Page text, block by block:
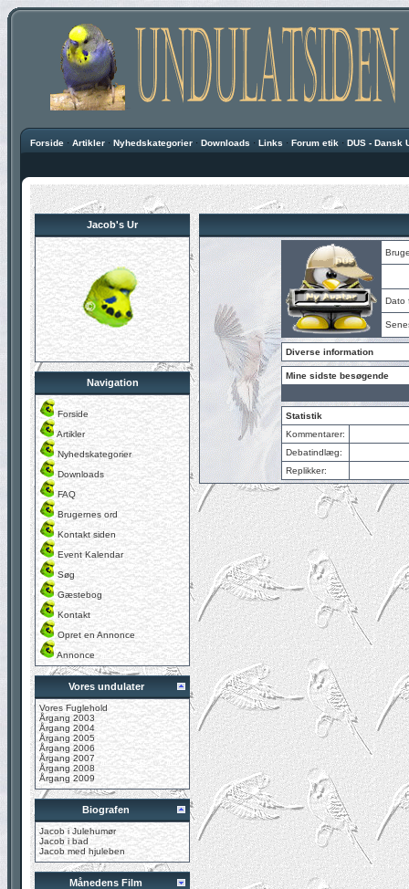
Forside · Artikler · Nyhedskategorier · Downloads · Links · Forum etik · DUS - Dansk
Jacob's Ur
Navigation
Forside
Artikler
Nyhedskategorier
Downloads
FAQ
Brugernes ord
Kontakt siden
Event Kalendar
Søg
Gæstebog
Kontakt
Opret en Annonce
Annonce
Vores undulater
Vores Fuglehold
Årgang 2003
Årgang 2004
Årgang 2005
Årgang 2006
Årgang 2007
Årgang 2008
Årgang 2009
Biografen
Jacob i Julehumør
Jacob i bad
Jacob med hjuleben
Månedens Film
Dato
Diverse information
Mine sidste besøgende
Statistik
Kommentarer:
Debatindlæg:
Replikker: